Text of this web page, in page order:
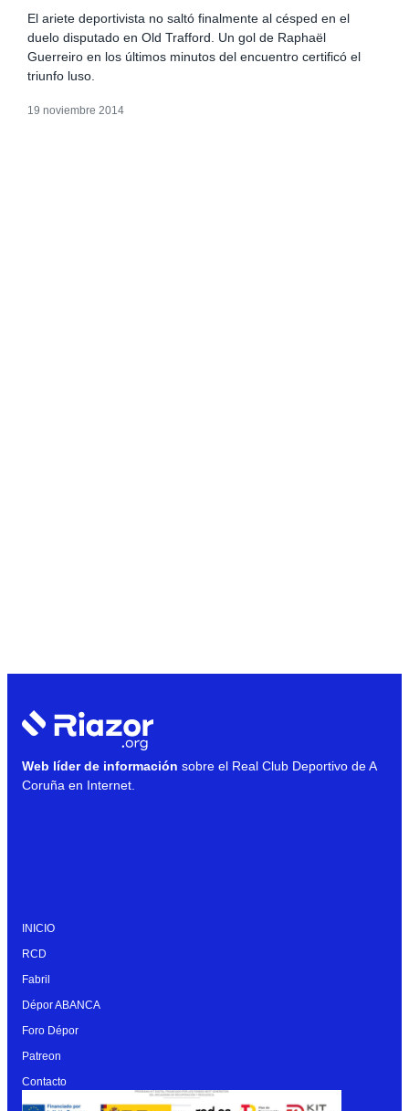
El ariete deportivista no saltó finalmente al césped en el
duelo disputado en Old Trafford. Un gol de Raphaël
Guerreiro en los últimos minutos del encuentro certificó el
triunfo luso.
19 noviembre 2014
Web líder de información sobre el Real Club Deportivo de A
Coruña en Internet.
INICIO
RCD
Fabril
Dépor ABANCA
Foro Dépor
Patreon
Contacto